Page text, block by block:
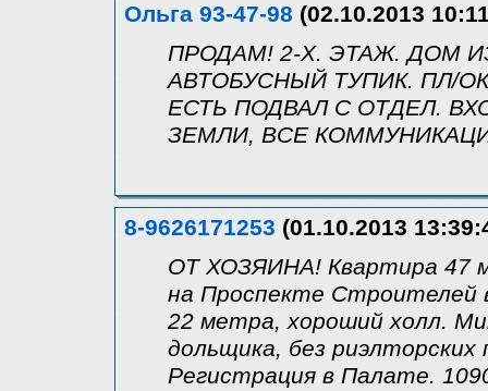
Ольга 93-47-98 (02.10.2013
ПРОДАМ! 2-Х. ЭТАЖ. ДОМ
АВТОБУСНЫЙ ТУПИК. ПЛ/
ЕСТЬ ПОДВАЛ С ОТДЕЛ.
ЗЕМЛИ, ВСЕ
8-9626171253 (01.10.2013
ОТ ХОЗЯИНА! Квартира 47
на Проспекте Строителей
22 метра, хороший холл.
дольщика, без
Регистрация в Палате.